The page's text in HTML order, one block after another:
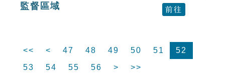
監督區域 前往
<< < 47 48 49 50 51
52
53
54 55 56 > >>